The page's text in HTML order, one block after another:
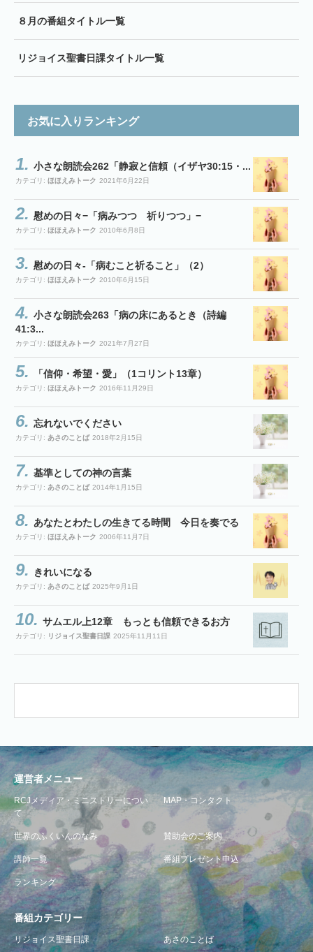
８月の番組タイトル一覧
リジョイス聖書日課タイトル一覧
お気に入りランキング
小さな朗読会262「静寂と信頼（イザヤ30:15・...
カテゴリ: ほほえみトーク 2021年6月22日
慰めの日々−「病みつつ 祈りつつ」−
カテゴリ: ほほえみトーク 2010年6月8日
慰めの日々-「病むこと祈ること」（2）
カテゴリ: ほほえみトーク 2010年6月15日
小さな朗読会263「病の床にあるとき（詩編
41:3...
カテゴリ: ほほえみトーク 2021年7月27日
「信仰・希望・愛」（1コリント13章）
カテゴリ: ほほえみトーク 2016年11月29日
忘れないでください
カテゴリ: あさのことば 2018年2月15日
基準としての神の言葉
カテゴリ: あさのことば 2014年1月15日
あなたとわたしの生きてる時間 今日を奏でる
カテゴリ: ほほえみトーク 2006年11月7日
きれいになる
カテゴリ: あさのことば 2025年9月1日
サムエル上12章 もっとも信頼できるお方
カテゴリ: リジョイス聖書日課 2025年11月11日
運営者メニュー
RCJメディア・ミニストリーについ
て
MAP・コンタクト
世界のふくいんのなみ 賛助会のご案内
講師一覧 番組プレゼント申込
ランキング
番組カテゴリー
リジョイス聖書日課 あさのことば